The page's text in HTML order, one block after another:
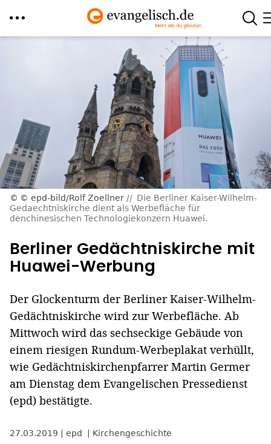
© epd-bild/Rolf Zoellner
Die Berliner Kaiser-Wilhelm-
Gedaechtniskirche dient als Werbefläche für
denchinesischen Technologiekonzern Huawei.
Berliner Gedächtniskirche mit
Huawei-Werbung
Der Glockenturm der Berliner Kaiser-Wilhelm-
Gedächtniskirche wird zur Werbefläche. Ab
Mittwoch wird das sechseckige Gebäude von
einem riesigen Rundum-Werbeplakat verhüllt,
wie Gedächtniskirchenpfarrer Martin Germer
am Dienstag dem Evangelischen Pressedienst
(epd) bestätigte.
27.03.2019 epd Kirchengeschichte